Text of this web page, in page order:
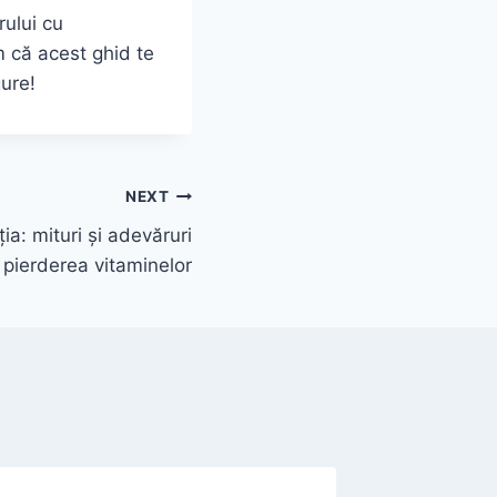
cu
că acest ghid te
NEXT
mituri și adevăruri
vitaminelor